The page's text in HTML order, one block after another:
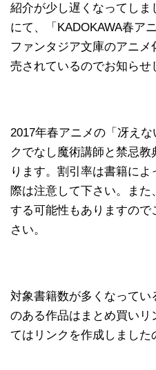
紹介が少し遅くなってしま
にて、「KADOKAWA春ア
ファンタジア文庫のアニメ
売されているのでお知らせ
2017年春アニメの「冴え
クでなし魔術講師と禁忌
ります。割引率は書籍に
際は注意して下さい。ま
する可能性もありますの
さい。
対象書籍数が多くなって
のある作品はまとめ買い
てはリンクを作成しました